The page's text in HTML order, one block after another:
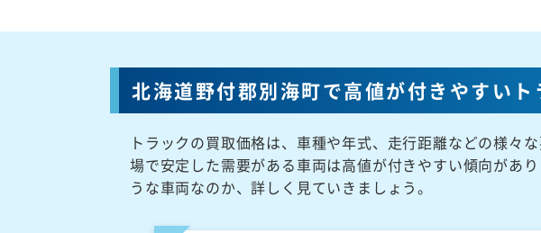
北海道野付郡別海町で高値が付きやすいト
トラックの買取価格は、車種や年式、走行距離などの様々
場で安定した需要がある車両は高値が付きやすい傾向があ
うな車両なのか、詳しく見ていきましょう。